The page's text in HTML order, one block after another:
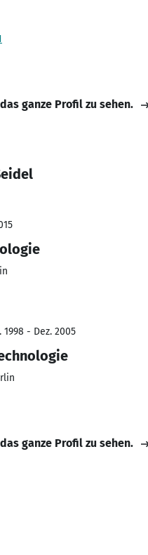
ganze Profil zu sehen.
- Dez. 2005
ganze Profil zu sehen.